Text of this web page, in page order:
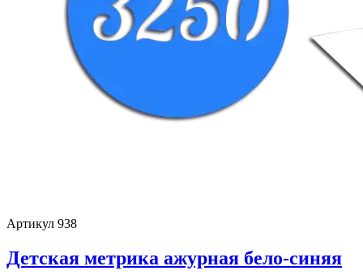
Артикул 938
Детская метрика ажурная бело-синяя